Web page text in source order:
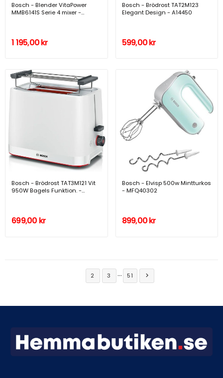
Bosch - Blender VitaPower
MMB6141S Serie 4 mixer -
1 195,00 kr
Bosch - Brödrost TAT2M123
Elegant Design - A14450
599,00 kr
Bosch - Brödrost TAT3M121 Vit
950W Bagels Funktion. -
699,00 kr
Bosch - Elvisp 500w Mintturkos
- MFQ40302
899,00 kr
2 3 … 51 